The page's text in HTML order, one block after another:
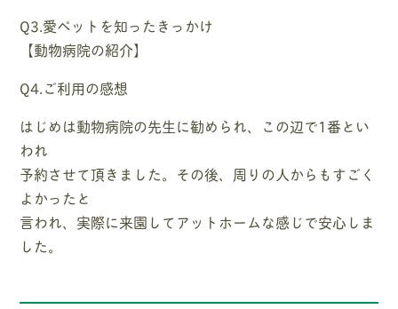
Q3.愛ペットを知ったきっかけ
【動物病院の紹介】
Q4.ご利用の感想
はじめは動物病院の先生に勧められ、この辺で1番とい
われ
予約させて頂きました。その後、周りの人からもすごく
よかったと
言われ、実際に来園してアットホームな感じで安心しま
した。